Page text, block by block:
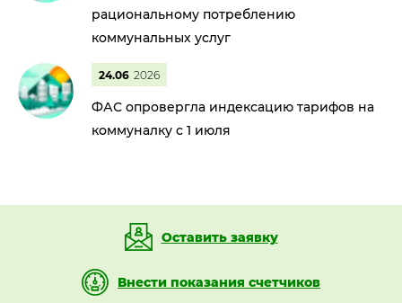
рациональному потреблению
коммунальных услуг
24.06 2026
ФАС опровергла индексацию тарифов на
коммуналку с 1 июля
Оставить заявку
Внести показания счетчиков